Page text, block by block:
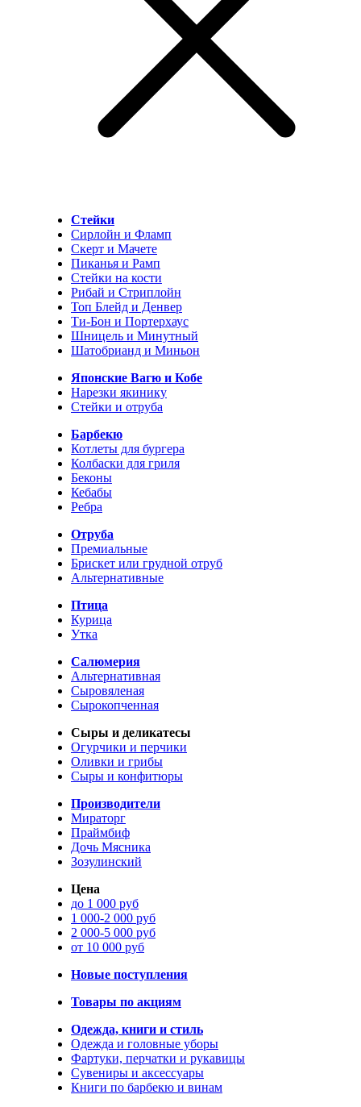
Стейки
Сирлойн и Фламп
Скерт и Мачете
Пиканья и Рамп
Стейки на кости
Рибай и Стриплойн
Топ Блейд и Денвер
Ти-Бон и Портерхаус
Шницель и Минутный
Шатобрианд и Миньон
Японские Вагю и Кобе
Нарезки якинику
Стейки и отруба
Барбекю
Котлеты для бургера
Колбаски для гриля
Беконы
Кебабы
Ребра
Отруба
Премиальные
Брискет или грудной отруб
Альтернативные
Птица
Курица
Утка
Салюмерия
Альтернативная
Сыровяленая
Сырокопченная
Сыры и деликатесы
Огурчики и перчики
Оливки и грибы
Сыры и конфитюры
Производители
Мираторг
Праймбиф
Дочь Мясника
Зозулинский
Цена
до 1 000 руб
1 000-2 000 руб
2 000-5 000 руб
от 10 000 руб
Новые поступления
Товары по акциям
Одежда, книги и стиль
Одежда и головные уборы
Фартуки, перчатки и рукавицы
Сувениры и аксессуары
Книги по барбекю и винам